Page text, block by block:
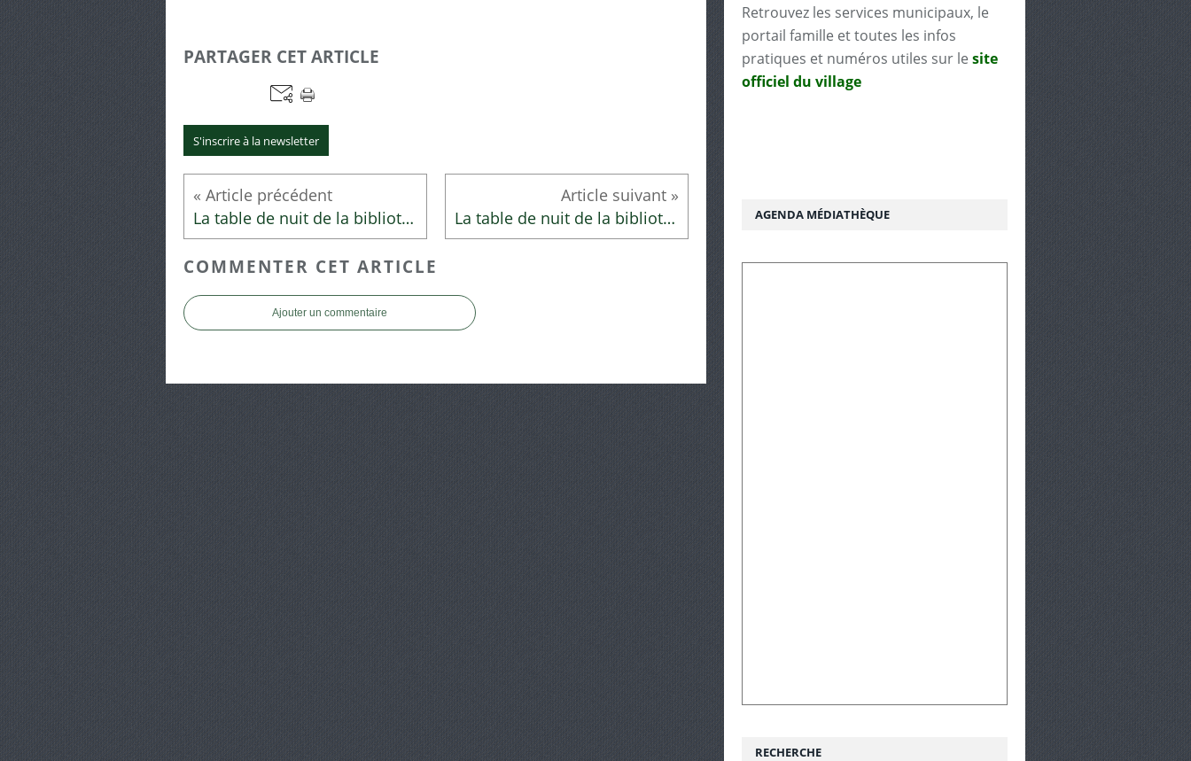
PARTAGER CET ARTICLE
S'inscrire à la newsletter
La table de nuit de la bibliothécaire La table de nuit de la bibliothécaire
COMMENTER CET ARTICLE
Ajouter un commentaire
RECHERCHE
Retrouvez les services municipaux, le
portail famille et toutes les infos
pratiques et numéros utiles sur le site
officiel du village
AGENDA MÉDIATHÈQUE